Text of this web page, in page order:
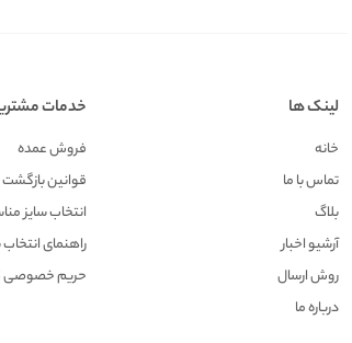
لینک ها
خانه
تماس با ما
بلاگ
آرشیو اخبار
روش ارسال
درباره ما
خدمات
فروش عمده
قوانین بازگشت
انتخاب سایز
راهنمای
حریم خصوصی